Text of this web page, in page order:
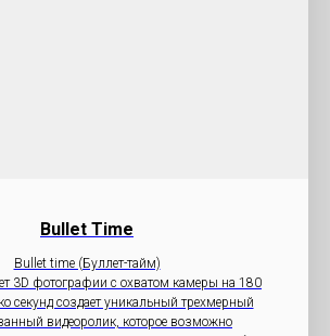
Bullet Time
Bullet time (Буллет-тайм)
3D фотографии с охватом камеры на 180
секунд создает уникальный трехмерный
видеоролик, которое возможно